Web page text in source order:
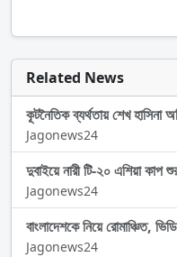
Related News
কূটনৈতিক ব্যর্থতায় শেখ হাসিনা
Jagonews24
দুবাইয়ে নারী টি-২০ এশিয়া
Jagonews24
বাংলাদেশকে নিয়ে রোমাঞ্চিত,
Jagonews24